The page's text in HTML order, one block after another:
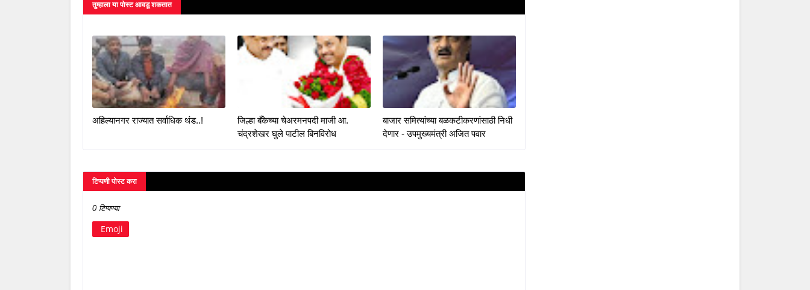
तुम्‍हाला या पोस्‍ट आवडू शकतात
अहिल्यानगर राज्यात सर्वाधिक थंड..!
जिल्हा बँकेच्या चेअरमनपदी माजी आ.
चंद्रशेखर घुले पाटील बिनविरोध
बाजार समित्यांच्या बळकटीकरणांसाठी निधी
देणार - उपमुख्यमंत्री अजित पवार
टिप्पणी पोस्ट करा
0 टिप्पण्या
Emoji